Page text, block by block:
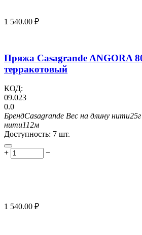
1 540.00 ₽
Пряжа Casagrande ANGORA
терракотовый
КОД:
09.023
0.0
БрендCasagrande Вес на длину нити25г
нити112м
Доступность: 7 шт.
+ −
1 540.00 ₽